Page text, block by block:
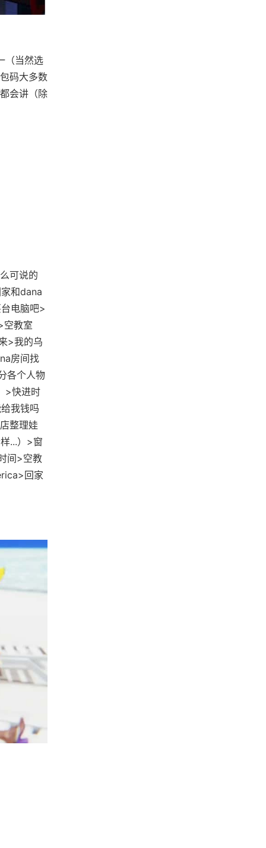
（当然选
码大多数
会讲（除
可说的
和dana
电脑吧>
空教室
>我的乌
房间找
各个人物
>快进时
我钱吗
整理娃
...）>窗
间>空教
回家